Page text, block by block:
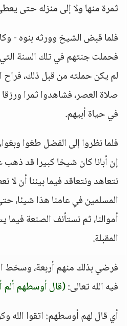
ثمرة منها ولا إلى منزله حتى
فلما قبض الشيخ وورثه بنوه -
فحملت جنتهم في تلك السنة
لم يكن حملته من قبل ذلك، فراح
صلاة العصر، فشاهدوا ثمرا ورزقا
في حياة أبيهم.
فلما نظروا إلى الفضل طغوا
إن أبانا كان شيخا كبيرا قد
نتعاهد ونتعاقد فيما بيننا أن
المسلمين في عامنا هذا شيئا،
أموالنا، ثم نستأنف الصنعة
المقبلة.
فرضي بذلك منهم أربعة، وسخط
فيه الله تعالى:(قال أوسطهم ألم
أي قال لهم أوسطهم: اتقوا الله